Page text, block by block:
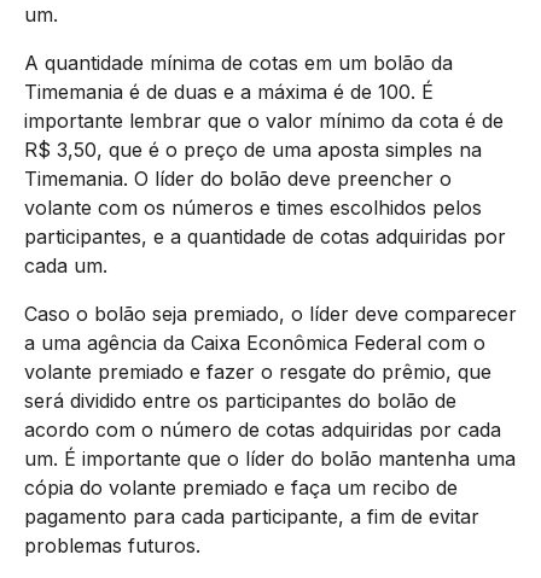
um.
A quantidade mínima de cotas em um bolão da
Timemania é de duas e a máxima é de 100. É
importante lembrar que o valor mínimo da cota é de
R$ 3,50, que é o preço de uma aposta simples na
Timemania. O líder do bolão deve preencher o
volante com os números e times escolhidos pelos
participantes, e a quantidade de cotas adquiridas por
cada um.
Caso o bolão seja premiado, o líder deve comparecer
a uma agência da Caixa Econômica Federal com o
volante premiado e fazer o resgate do prêmio, que
será dividido entre os participantes do bolão de
acordo com o número de cotas adquiridas por cada
um. É importante que o líder do bolão mantenha uma
cópia do volante premiado e faça um recibo de
pagamento para cada participante, a fim de evitar
problemas futuros.